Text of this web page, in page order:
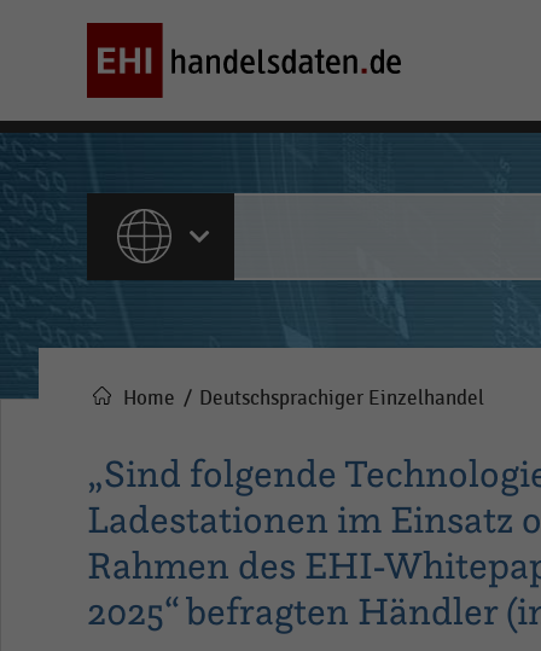
ALLE INHALTE
Pfadnavigation
Home Deutschsprachiger Einzelhandel
„Sind folgende
Ladestationen im Einsatz
Rahmen des EHI-
2025“ befragten Händler